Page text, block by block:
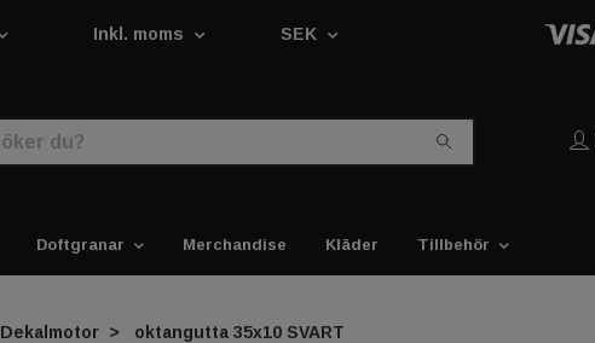
Inkl. moms SEK
Doftgranar Merchandise Kläder Tillbehör
Dekalmotor oktangutta 35x10 SVART